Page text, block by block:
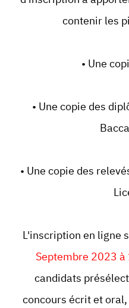
contenir les
• Une
• Une copie des
• Une copie des
L'inscription en ligne
Septembre 2023
candidats
concours écrit et